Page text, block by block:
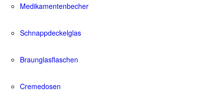
Medikamentenbecher
Schnappdeckelglas
Braunglasflaschen
Cremedosen